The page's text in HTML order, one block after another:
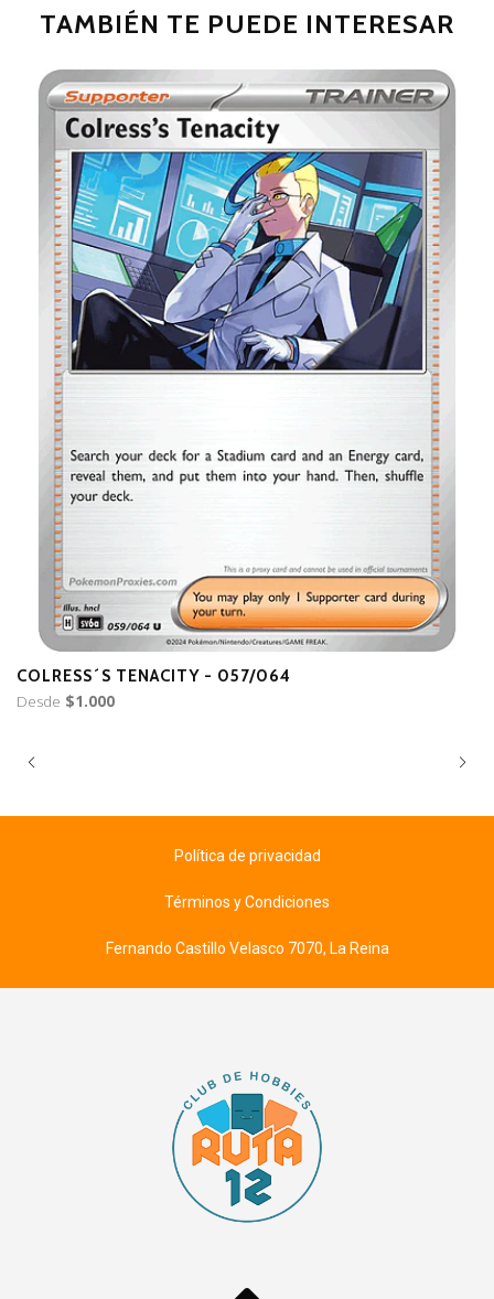
TAMBIÉN TE PUEDE INTERESAR
COLRESS´S TENACITY - 057/064
Desde $1.000
Política de privacidad
Términos y Condiciones
Fernando Castillo Velasco 7070, La Reina